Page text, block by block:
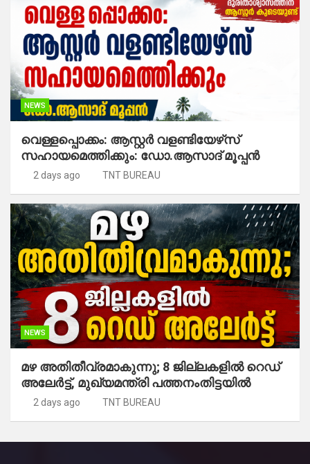
NEWS
വെള്ളപ്പൊക്കം: ആസ്റ്റര്‍ വളണ്ടിയേഴ്‌സ്
സഹായമെത്തിക്കും: ഡോ.ആസാദ് മൂപ്പന്‍
2 days ago TNT BUREAU
NEWS
മഴ അതിതീവ്രമാകുന്നു; 8 ജില്ലകളില്‍ റെഡ്
അലേർട്ട്, മുഖ്യമന്ത്രി പത്തനംതിട്ടയില്‍
2 days ago TNT BUREAU